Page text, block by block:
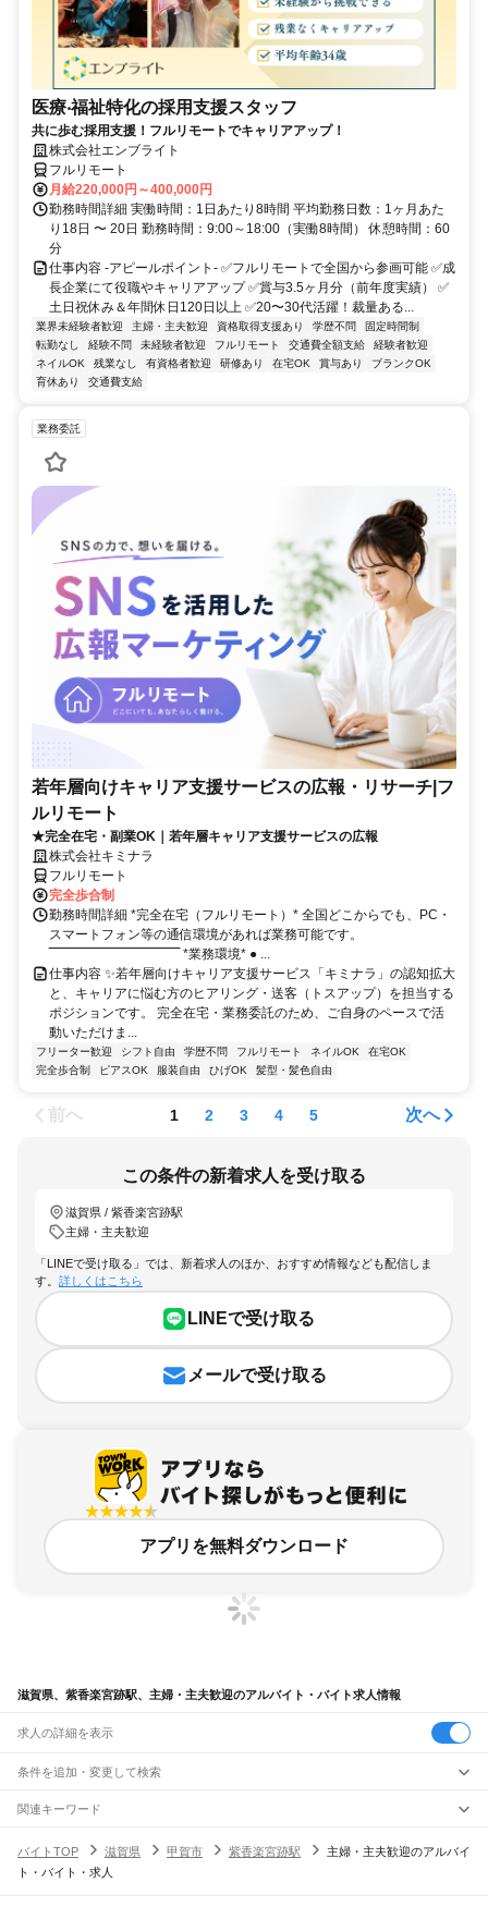
医療‧福祉特化の採用支援スタッフ
共に歩む採用支援！フルリモートでキャリアアップ！
株式会社エンブライト
フルリモート
月給220,000円～400,000円
勤務時間詳細 実働時間：1日あたり8時間 平均勤務日数：1ヶ月あた
り18日 〜 20日 勤務時間：9:00～18:00（実働8時間） 休憩時間：60
分
仕事内容 -アピールポイント- ✅フルリモートで全国から参画可能 ✅成
長企業にて役職やキャリアアップ ✅賞与3.5ヶ月分（前年度実績） ✅
土日祝休み＆年間休日120日以上 ✅20〜30代活躍！裁量ある...
業界未経験者歓迎 主婦・主夫歓迎 資格取得支援あり 学歴不問
固定時間制
転勤なし
経験不問 未経験者歓迎 フルリモート 交通費全額支給
経験者歓迎
ネイルOK
残業なし 有資格者歓迎 研修あり 在宅OK 賞与あり
ブランクOK
育休あり
交通費支給
業務委託
若年層向けキャリア支援サービスの広報・リサーチ|フ
ルリモート
★完全在宅・副業OK｜若年層キャリア支援サービスの広報
株式会社キミナラ
フルリモート
完全歩合制
勤務時間詳細 *完全在宅（フルリモート）* 全国どこからでも、PC・
スマートフォン等の通信環境があれば業務可能です。
‾‾‾‾‾‾‾‾‾‾‾‾‾‾‾‾‾‾‾‾‾‾‾‾‾‾‾‾‾‾ *業務環境* ● ...
仕事内容 ✨若年層向けキャリア支援サービス「キミナラ」の認知拡大
と、キャリアに悩む方のヒアリング・送客（トスアップ）を担当する
ポジションです。 完全在宅・業務委託のため、ご自身のペースで活
動いただけま...
フリーター歓迎 シフト自由 学歴不問 フルリモート ネイルOK
在宅OK
完全歩合制
ピアスOK 服装自由 ひげOK 髪型・髪色自由
前へ 1 2 3 4 5 次へ
この条件の新着求人を受け取る
滋賀県 / 紫香楽宮跡駅
主婦・主夫歓迎
「LINEで受け取る」では、新着求人のほか、おすすめ情報なども配信しま
す。 詳しくはこちら
LINEで受け取る
メールで受け取る
アプリを無料ダウンロード
滋賀県、紫香楽宮跡駅、主婦・主夫歓迎のアルバイト・バイト求人情報
求人の詳細を表示
条件を追加・変更して検索
市区町村を追加・変更
滋賀県すべて
大津市 彦根市
駅を追加・変更
職種を追加・変更
関連キーワード
バイトTOP
滋賀県 甲賀市 紫香楽宮跡駅
主婦・主夫歓迎のアルバイ
ト・バイト・求人